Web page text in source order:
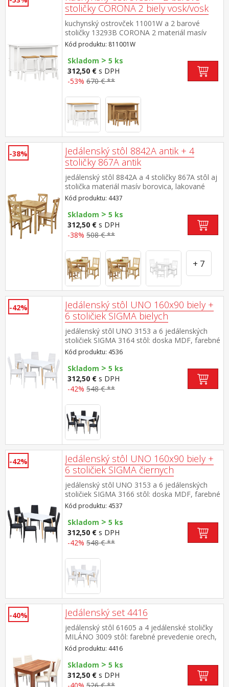
stoličky CORONA 2 biely vosk/vosk
kuchynský ostrovček 11001W a 2 barové
stoličky 13293B CORONA 2 materiál masív
borovica voskovaná v bielom a medovom
odtieni rozmer ostrovčeka (š/h/v) 126 × 77 ×
91 cm, 1 polica rozmer barovej stoličky (š/h/v)
44 × 30 × 63 cm súčasť zostavy Corona 2
Kód produktu: 811001W
Skladom > 5 ks
312,50 € s DPH
-53% 670 € **
-38%
Jedálenský stôl 8842A antik + 4
stoličky 867A antik
jedálenský stôl 8842A a 4 stoličky 867A stôl aj
stolička materiál masív borovica, lakované
prevedenie v tóne antik výška sedu stoličky
45,5 cm rozmer stola (š/h/v): 75 × 75 × 73
cm rozmer stoličky (š/h/v): 42 × 42 × 91 cm
Kód produktu: 4437
Skladom > 5 ks
312,50 € s DPH
-38% 508 € **
+ 7
-42%
Jedálenský stôl UNO 160x90 biely +
6 stoličiek SIGMA bielych
jedálenský stôl UNO 3153 a 6 jedálenských
stoličiek SIGMA 3164 stôl: doska MDF, farebné
prevedenie biela kovová konštrukcia, farebné
prevedenie biela okrúhle nohy, materiál masív
buk stolička: poťah koža – imitácia, farebné
prevedenie biela kovové nohy a konštrukcia,
výška sedu stoličky 47 cm rozmer stola (š/h/v)
41 × 98 cm
Kód produktu: 4536
Skladom > 5 ks
312,50 € s DPH
-42% 548 € **
-42%
Jedálenský stôl UNO 160x90 biely +
6 stoličiek SIGMA čiernych
jedálenský stôl UNO 3153 a 6 jedálenských
stoličiek SIGMA 3166 stôl: doska MDF, farebné
prevedenie biela kovová konštrukcia, farebné
prevedenie biela okrúhle nohy, materiál masív
buk stolička: poťah koža – imitácia, farebné
prevedenie čierna kovové nohy a konštrukcia,
výška sedu stoličky 47 cm rozmer stola (š/h/v)
41 × 98 cm
Kód produktu: 4537
Skladom > 5 ks
312,50 € s DPH
-42% 548 € **
-40% Jedálenský set 4416
jedálenský stôl 61605 a 4 jedálenské stoličky
MILÁNO 3009 stôl: farebné prevedenie orech,
rozložiteľný výsuvný diel 42 cm, rozmer
rozloženého stola (š/h/v) 180 × 80 × 76
cm stolička: poťah koža – imitácia, farebné
prevedenie krémovo biela kovové
pochrómované nohy, výška sedu 46
Kód produktu: 4416
Skladom > 5 ks
312,50 € s DPH